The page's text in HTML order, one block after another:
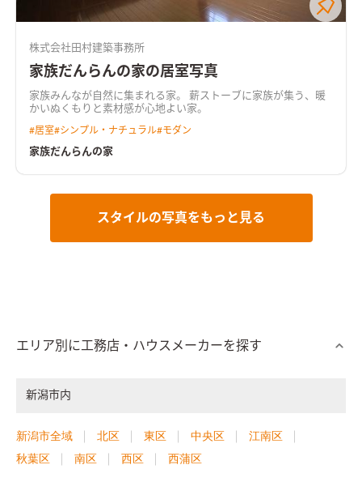
株式会社田村建築事務所
家族だんらんの家の居室写真
家族みんなが自然に集まれる家。 薪ストーブに家族が集う、暖
かいぬくもりと素材感が心地よい家。
#居室#シンプル・ナチュラル#モダン
家族だんらんの家
スタイルの写真をもっと見る
エリア別に工務店・ハウスメーカーを探す
新潟市内
新潟市全域 北区 東区 中央区
江南区
秋葉区
南区 西区 西蒲区